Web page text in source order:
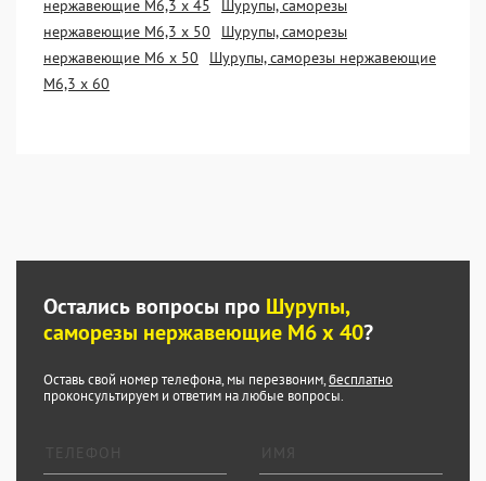
нержавеющие М6,3 х 45
Шурупы, саморезы
нержавеющие М6,3 х 50
Шурупы, саморезы
нержавеющие М6 х 50
Шурупы, саморезы нержавеющие
М6,3 х 60
Остались вопросы про Шурупы,
саморезы нержавеющие М6 х 40?
Оставь свой номер телефона, мы перезвоним,бесплатно
проконсультируем и ответим на любые вопросы.